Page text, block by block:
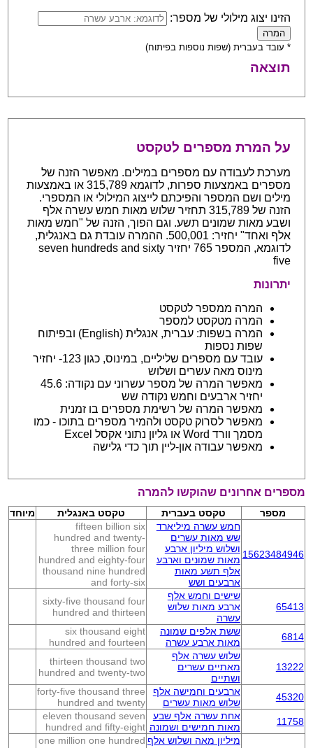
הזינו יצוג מילולי של מספר:
* עובד בעברית (שפות נוספות בפיתוח)
תוצאה
על המרת מספרים לטקסט
מערכת לעבודה עם מספרים במילים. מאפשר הזנה של
מספרים באמצעות ספרות, לדוגמא 315,789 או באמצעות
מילים ושם המספר והפיכתם לייצוג המילולי או המספרי.
הזנה של 315,789 תחזיר שלוש מאות חמש עשרה אלף
ושבע מאות שמונים תשע. וגם הפוך, הזנה של "חמש מאות
אלף ואחד" יחזיר: 500,001. ההמרה עובדת גם באנגלית,
לדוגמא, המספר 765 יחזיר seven hundreds and sixty
five
יתרונות
המרה ממספר לטקסט
המרה מטקסט למספר
המרה בשפות: עברית, אנגלית (English) ובפיתוח
שפות נספות
עובד עם מספרים שליליים, במינוס, כגון 123- יחזיר
מינוס מאה עשרים ושלוש
מאפשר המרה של מספר עשרוני עם נקודה: 45.6
יחזיר ארבעים וחמש נקודה שש
מאפשר המרה של רשימת מספרים בו זמנית
מאפשר לסרוק טקסט ולהמיר מספרים בתוכו - כמו
מסמך וורד Word או גליון נתוני אקסל Excel
מאפשר עבודה און-ליין תוך כדי גלישה
מספרים אחרונים שהוקשו להמרה
מספר טקסט בעברית טקסט באנגלית מיוחד
15623484946
חמש עשרה מיליארד
שש מאות עשרים
ושלוש מיליון ארבע
מאות שמונים וארבע
אלף תשע מאות
ארבעים ושש
fifteen billion six
hundred and twenty-
three million four
hundred and eighty-four
thousand nine hundred
and forty-six
65413
שישים וחמש אלף
ארבע מאות שלוש
עשרה
sixty-five thousand four
hundred and thirteen
6814
ששת אלפים שמונה
מאות ארבע עשרה
six thousand eight
hundred and fourteen
13222
שלוש עשרה אלף
מאתיים עשרים
ושתיים
thirteen thousand two
hundred and twenty-two
45320
ארבעים וחמישה אלף
שלוש מאות עשרים
forty-five thousand three
hundred and twenty
11758
אחת עשרה אלף שבע
מאות חמישים ושמונה
eleven thousand seven
hundred and fifty-eight
מיליון מאה ושלוש אלף one million one hundred